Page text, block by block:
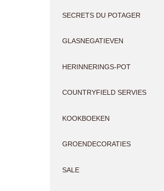
SECRETS DU POTAGER
GLASNEGATIEVEN
HERINNERINGS-POT
COUNTRYFIELD SERVIES
KOOKBOEKEN
GROENDECORATIES
SALE